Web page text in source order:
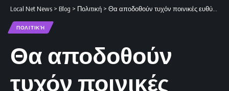
Local Net News > Blog > Πολιτική > Θα αποδοθούν τυχόν ποινικές ευθύνες για την υπόθεση «Σάντυ»
ΠΟΛΙΤΙΚΉ
Θα αποδοθούν
τυχόν ποινικές